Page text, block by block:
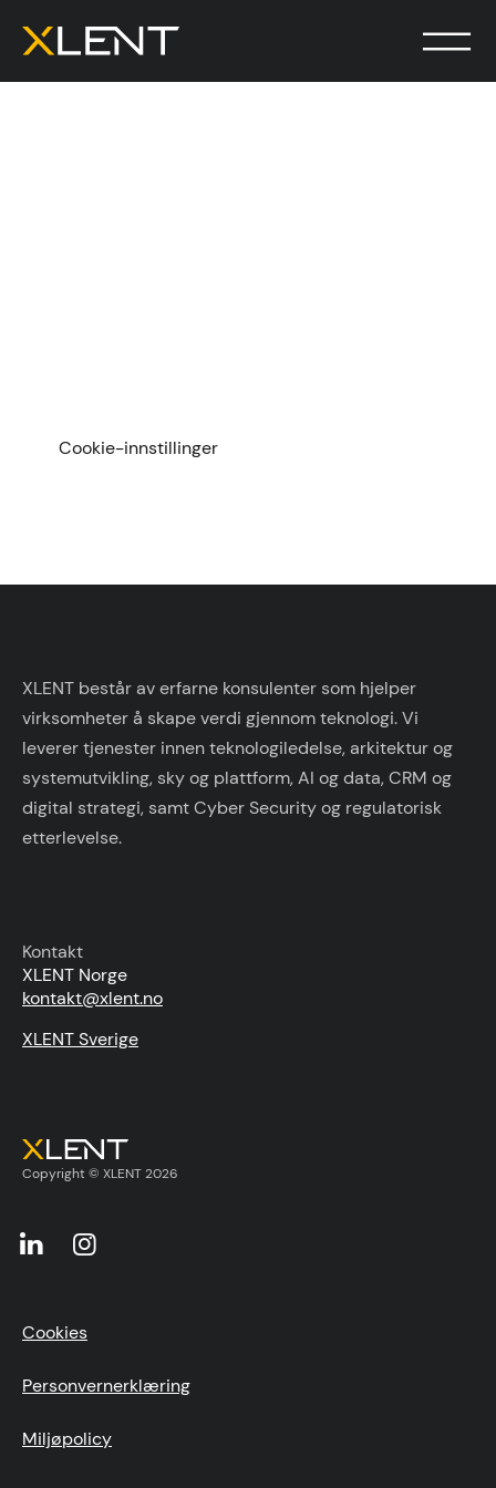
Cookie-innstillinger
XLENT består av erfarne konsulenter som hjelper
virksomheter å skape verdi gjennom teknologi. Vi
leverer tjenester innen teknologiledelse, arkitektur og
systemutvikling, sky og plattform, AI og data, CRM og
digital strategi, samt Cyber Security og regulatorisk
etterlevelse.
Kontakt
XLENT Norge
kontakt@xlent.no
XLENT Sverige
Copyright © XLENT 2026
Cookies
Personvernerklæring
Miljøpolicy